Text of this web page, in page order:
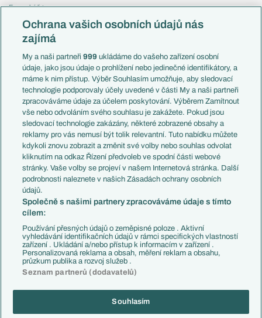
Evropská liga
Mistrovství světa
Liga národů
Témata
Představení týmů MS
EuroSkauting
PL v kostce
Evropské koeficienty
Přestupy
Přestupové spekulace
Zranění
Kluby
Arsenal FC
Chelsea FC
Manchester United
AC Milán
Juventus FC
Bayern Mnichov
FC Barcelona
Real Madrid
Česko
Francie
Itálie
Německo
Španělsko
Argentina
Brazílie
Přestupy
Zápasy
Livescore
Tipovací soutěž
Copyright © 2001-2026 EuroFotbal.cz. Využíváme zpravodajství ČTK.
Ochrana vašich osobních údajů nás
zajímá
My a naši partneři999 ukládáme do vašeho zařízení osobní
údaje, jako jsou údaje o prohlížení nebo jedinečné identifikátory, a
máme k nim přístup. Výběr Souhlasím umožňuje, aby sledovací
technologie podporovaly účely uvedené v části My a naši partneři
zpracováváme údaje za účelem poskytování. Výběrem Zamítnout
vše nebo odvoláním svého souhlasu je zakážete. Pokud jsou
sledovací technologie zakázány, některé zobrazené obsahy a
reklamy pro vás nemusí být tolik relevantní. Tuto nabídku můžete
kdykoli znovu zobrazit a změnit své volby nebo souhlas odvolat
kliknutím na odkaz Řízení předvoleb ve spodní části webové
stránky. Vaše volby se projeví v našem Internetová stránka. Další
podrobnosti naleznete v našich Zásadách ochrany osobních
údajů.
Společně s našimi partnery zpracováváme údaje s tímto
cílem:
Používání přesných údajů o zeměpisné poloze . Aktivní
vyhledávání identifikačních údajů v rámci specifických vlastností
zařízení . Ukládání a/nebo přístup k informacím v zařízení .
Personalizovaná reklama a obsah, měření reklam a obsahu,
průzkum publika a rozvoj služeb .
Seznam partnerů (dodavatelů)
Souhlasím